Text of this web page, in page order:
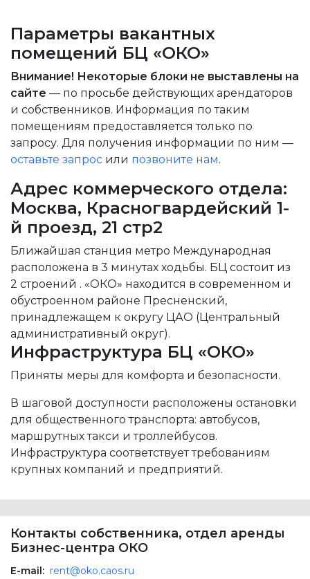
Параметры вакантных
помещений БЦ «ОКО»
Внимание! Некоторые блоки не выставлены на
сайте — по просьбе действующих арендаторов
и собственников. Информация по таким
помещениям предоставляется только по
запросу. Для получения информации по ним —
оставьте запрос или позвоните нам.
Адрес коммерческого отдела:
Москва, Красногвардейский 1-
й проезд, 21 стр2
Ближайшая станция метро Международная
расположена в 3 минутах ходьбы. БЦ состоит из
2 строений . «ОКО» находится в современном и
обустроенном районе Пресненский,
принадлежащем к округу ЦАО (Центральный
административный округ).
Инфраструктура БЦ «ОКО»
Приняты меры для комфорта и безопасности.
В шаговой доступности расположены остановки
для общественного транспорта: автобусов,
маршрутных такси и троллейбусов.
Инфраструктура соответствует требованиям
крупных компаний и предприятий.
Контакты собственника, отдел аренды
Бизнес-центра ОКО
E-mail: rent@oko.caos.ru